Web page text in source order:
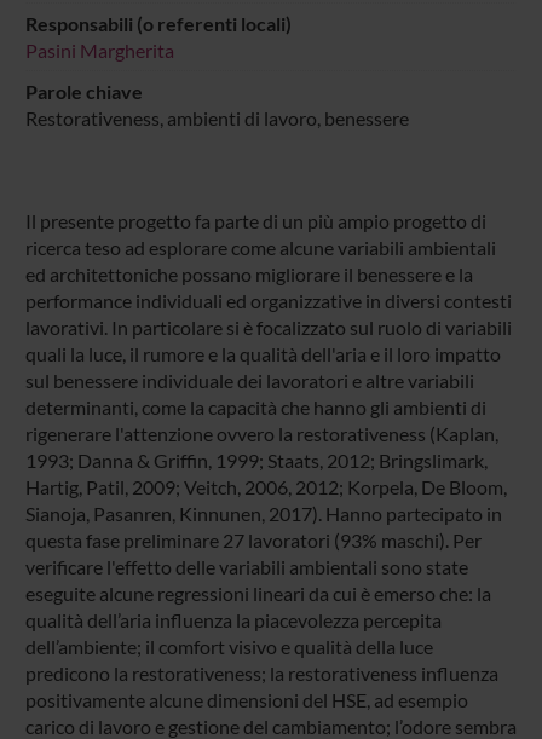
Responsabili (o referenti locali)
Pasini Margherita
Parole chiave
Restorativeness, ambienti di lavoro, benessere
Il presente progetto fa parte di un più ampio progetto di
ricerca teso ad esplorare come alcune variabili ambientali
ed architettoniche possano migliorare il benessere e la
performance individuali ed organizzative in diversi contesti
lavorativi. In particolare si è focalizzato sul ruolo di variabili
quali la luce, il rumore e la qualità dell'aria e il loro impatto
sul benessere individuale dei lavoratori e altre variabili
determinanti, come la capacità che hanno gli ambienti di
rigenerare l'attenzione ovvero la restorativeness (Kaplan,
1993; Danna & Griffin, 1999; Staats, 2012; Bringslimark,
Hartig, Patil, 2009; Veitch, 2006, 2012; Korpela, De Bloom,
Sianoja, Pasanren, Kinnunen, 2017). Hanno partecipato in
questa fase preliminare 27 lavoratori (93% maschi). Per
verificare l'effetto delle variabili ambientali sono state
eseguite alcune regressioni lineari da cui è emerso che: la
qualità dell’aria influenza la piacevolezza percepita
dell’ambiente; il comfort visivo e qualità della luce
predicono la restorativeness; la restorativeness influenza
positivamente alcune dimensioni del HSE, ad esempio
carico di lavoro e gestione del cambiamento; l’odore sembra